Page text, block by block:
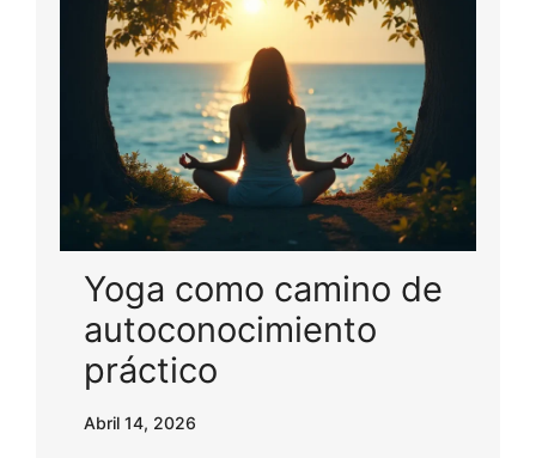
Yoga como camino de
autoconocimiento
práctico
Abril 14, 2026